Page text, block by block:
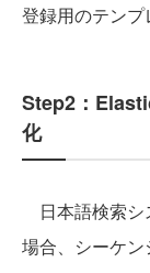
登録用のテンプ
Step2：
化
日本語検索シ
場合、シーケ